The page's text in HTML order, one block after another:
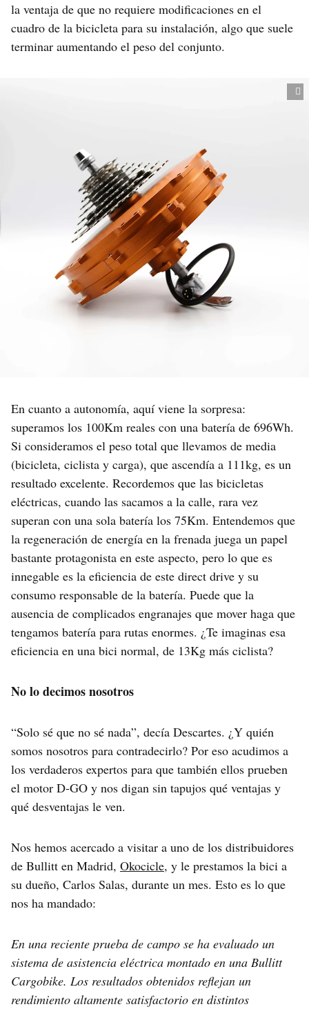
la ventaja de que no requiere modificaciones en el
cuadro de la bicicleta para su instalación, algo que suele
terminar aumentando el peso del conjunto.
En cuanto a autonomía, aquí viene la sorpresa:
superamos los 100Km reales con una batería de 696Wh.
Si consideramos el peso total que llevamos de media
(bicicleta, ciclista y carga), que ascendía a 111kg, es un
resultado excelente. Recordemos que las bicicletas
eléctricas, cuando las sacamos a la calle, rara vez
superan con una sola batería los 75Km. Entendemos que
la regeneración de energía en la frenada juega un papel
bastante protagonista en este aspecto, pero lo que es
innegable es la eficiencia de este direct drive y su
consumo responsable de la batería. Puede que la
ausencia de complicados engranajes que mover haga que
tengamos batería para rutas enormes. ¿Te imaginas esa
eficiencia en una bici normal, de 13Kg más ciclista?
No lo decimos nosotros
“Solo sé que no sé nada”, decía Descartes. ¿Y quién
somos nosotros para contradecirlo? Por eso acudimos a
los verdaderos expertos para que también ellos prueben
el motor D-GO y nos digan sin tapujos qué ventajas y
qué desventajas le ven.
Nos hemos acercado a visitar a uno de los distribuidores
de Bullitt en Madrid, Okocicle, y le prestamos la bici a
su dueño, Carlos Salas, durante un mes. Esto es lo que
nos ha mandado:
En una reciente prueba de campo se ha evaluado un
sistema de asistencia eléctrica montado en una Bullitt
Cargobike. Los resultados obtenidos reflejan un
rendimiento altamente satisfactorio en distintos